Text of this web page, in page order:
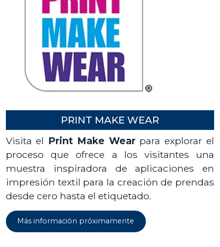
PRINT MAKE WEAR
Visita el Print Make Wearpara explorar el
proceso que ofrece a los visitantes una
muestra inspiradora de aplicaciones en
impresión textil para la creación de prendas
desde cero hasta el etiquetado.
Más información próximamente